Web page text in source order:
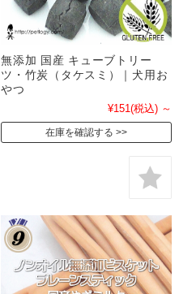
無添加 国産 キューブトリー
ツ・竹炭（タケスミ）｜犬用お
やつ
¥151(税込) ～
在庫を確認する